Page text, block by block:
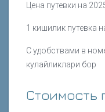
Цена путевки на
1 кишилик путевка
С удобствами в
кулайликлари бор
Стоимость